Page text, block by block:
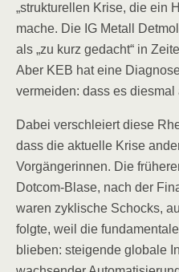
„strukturellen Krise, die ein
mache. Die IG Metall
als „zu kurz gedacht“ in
Aber KEB hat eine
vermeiden: dass es diesmal
Dabei verschleiert diese
dass die aktuelle Krise
Vorgängerinnen. Die
Dotcom-Blase, nach der
waren zyklische Schocks,
folgte, weil die
blieben: steigende globale